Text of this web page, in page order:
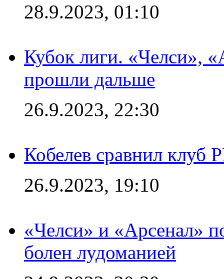
28.9.2023, 01:10
Кубок лиги. «Челси»,
прошли дальше
26.9.2023, 22:30
Кобелев сравнил клуб
26.9.2023, 19:10
«Челси» и «Арсенал»
болен лудоманией